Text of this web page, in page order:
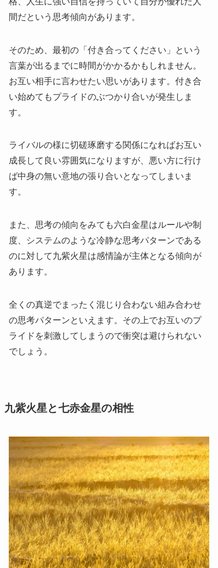
間だという思考傾向があります。
そのため、最初の「付き合ってください」という
言葉が出るまでに時間がかかるかもしれません。
お互い相手に言わせたい思いがあります。付き合
い始めてもプライドのぶつかり合いが発生しま
す。
ライバルの様に切磋琢磨する関係になればお互い
成長して良い雰囲気になりますが、悪い方に行け
ば中身の無い意地の張り合いとなってしまいま
す。
また、思考の傾向をみても六白金星はルールや制
度、システムのような冷静な思考パターンである
のに対して九紫火星は感情論が主体となる傾向が
あります。
全くの真逆でまったく混じり合わない組み合わせ
の思考パターンといえます。その上でお互いのプ
ライドを刺激してしまうので衝突は避けられない
でしょう。
九紫火星と七赤金星の相性